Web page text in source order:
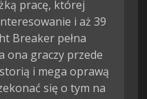
pracę, której
i aż 39
Breaker pełna
ona graczy przede
i mega oprawą
się o tym na